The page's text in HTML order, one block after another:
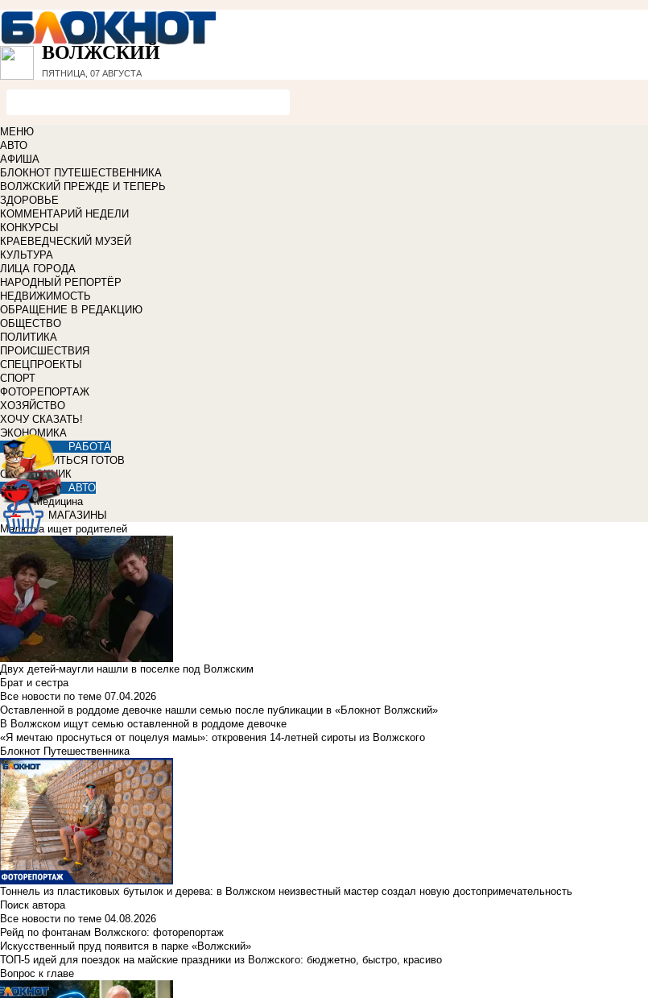
ВОЛЖСКИЙ
ПЯТНИЦА, 07 АВГУСТА
МЕНЮ
АВТО
АФИША
БЛОКНОТ ПУТЕШЕСТВЕННИКА
ВОЛЖСКИЙ ПРЕЖДЕ И ТЕПЕРЬ
ЗДОРОВЬЕ
КОММЕНТАРИЙ НЕДЕЛИ
КОНКУРСЫ
КРАЕВЕДЧЕСКИЙ МУЗЕЙ
КУЛЬТУРА
ЛИЦА ГОРОДА
НАРОДНЫЙ РЕПОРТЁР
НЕДВИЖИМОСТЬ
ОБРАЩЕНИЕ В РЕДАКЦИЮ
ОБЩЕСТВО
ПОЛИТИКА
ПРОИСШЕСТВИЯ
СПЕЦПРОЕКТЫ
СПОРТ
ФОТОРЕПОРТАЖ
ХОЗЯЙСТВО
ХОЧУ СКАЗАТЬ!
ЭКОНОМИКА
РАБОТА
УЧИТЬСЯ ГОТОВ
СПРАВОЧНИК
АВТО
Медицина
МАГАЗИНЫ
Малютка ищет родителей
Двух детей-маугли нашли в поселке под Волжским
Брат и сестра
Все новости по теме 07.04.2026
Оставленной в роддоме девочке нашли семью после публикации в «Блокнот Волжский»
В Волжском ищут семью оставленной в роддоме девочке
«Я мечтаю проснуться от поцелуя мамы»: откровения 14-летней сироты из Волжского
Блокнот Путешественника
Тоннель из пластиковых бутылок и дерева: в Волжском неизвестный мастер создал новую достопримечательность
Поиск автора
Все новости по теме 04.08.2026
Рейд по фонтанам Волжского: фоторепортаж
Искусственный пруд появится в парке «Волжский»
ТОП-5 идей для поездок на майские праздники из Волжского: бюджетно, быстро, красиво
Вопрос к главе